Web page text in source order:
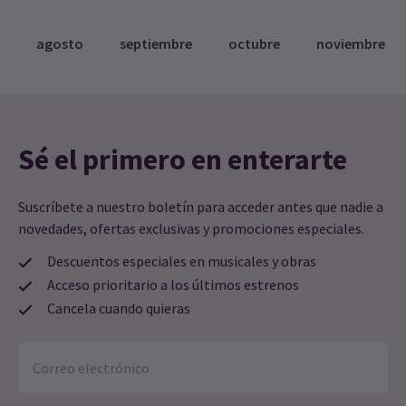
agosto septiembre octubre noviembre
Sé el primero en enterarte
Suscríbete a nuestro boletín para acceder antes que nadie a
novedades, ofertas exclusivas y promociones especiales.
Descuentos especiales en musicales y obras
Acceso prioritario a los últimos estrenos
Cancela cuando quieras